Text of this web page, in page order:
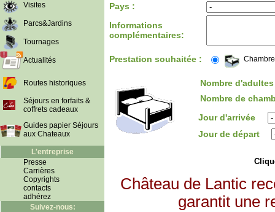
Visites
Parcs&Jardins
Tournages
Actualités
Routes historiques
Séjours en forfaits &
coffrets cadeaux
Guides papier Séjours
aux Chateaux
L'entreprise
Presse
Carrières
Copyrights
contacts
adhérez
Suivez-nous:
Pays :
Informations
complémentaires:
Prestation souhaitée :
Nombre
Nombre de
Jour d'arrivée
Jour de départ
Château de Lantic
garantit une